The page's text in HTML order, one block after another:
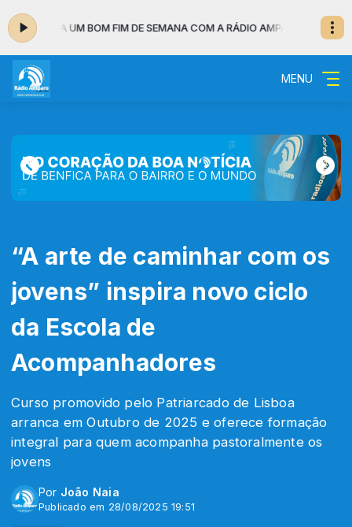
UM BOM FIM DE SEMANA COM A RÁDIO AMPARONOTÍCIAS DO
MENU
“A arte de caminhar com os
jovens” inspira novo ciclo
da Escola de
Acompanhadores
Curso promovido pelo Patriarcado de Lisboa
arranca em Outubro de 2025 e oferece formação
integral para quem acompanha pastoralmente os
jovens
Por João Naia
Publicado em 28/08/2025 19:51